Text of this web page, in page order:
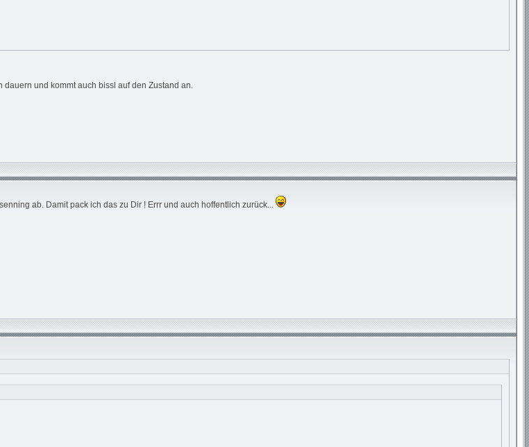
und kommt auch bissl auf den Zustand an.
ab. Damit pack ich das zu Dir ! Errr und auch hoffentlich zurück...